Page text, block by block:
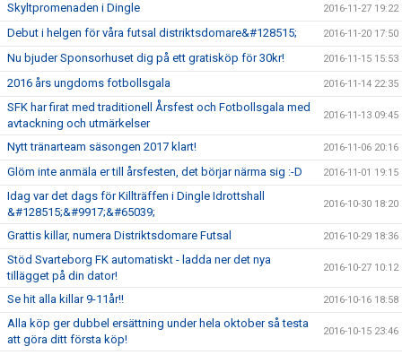
Skyltpromenaden i Dingle 2016-11-27 19:22
Debut i helgen för våra futsal distriktsdomare&#128515; 2016-11-20 17:50
Nu bjuder Sponsorhuset dig på ett gratisköp för 30kr! 2016-11-15 15:53
2016 års ungdoms fotbollsgala 2016-11-14 22:35
SFK har firat med traditionell Årsfest och Fotbollsgala med
avtackning och utmärkelser
2016-11-13 09:45
Nytt tränarteam säsongen 2017 klart! 2016-11-06 20:16
Glöm inte anmäla er till årsfesten, det börjar närma sig :-D 2016-11-01 19:15
Idag var det dags för Killträffen i Dingle Idrottshall
&#128515;&#9917;&#65039;
2016-10-30 18:20
Grattis killar, numera Distriktsdomare Futsal 2016-10-29 18:36
Stöd Svarteborg FK automatiskt - ladda ner det nya
tillägget på din dator!
2016-10-27 10:12
Se hit alla killar 9-11år!! 2016-10-16 18:58
Alla köp ger dubbel ersättning under hela oktober så testa
att göra ditt första köp!
2016-10-15 23:46